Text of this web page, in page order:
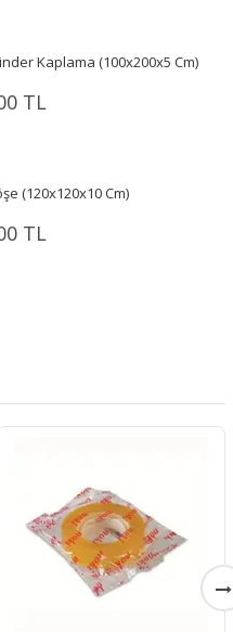
Kaplama (100x200x5 Cm)
TL
(120x120x10 Cm)
TL